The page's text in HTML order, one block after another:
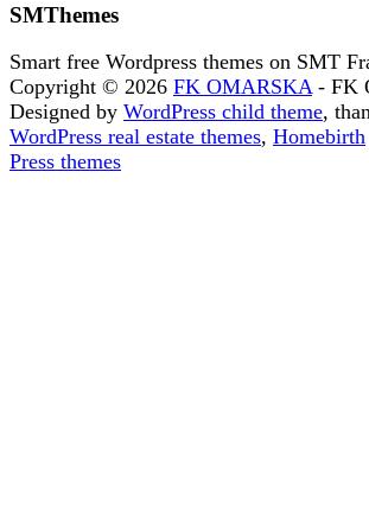
SMThemes
Smart free Wordpress themes on SMT
Copyright © 2026 FK OMARSKA- FK
Designed by WordPress child theme,
WordPress real estate themes, Homebirth
Press themes